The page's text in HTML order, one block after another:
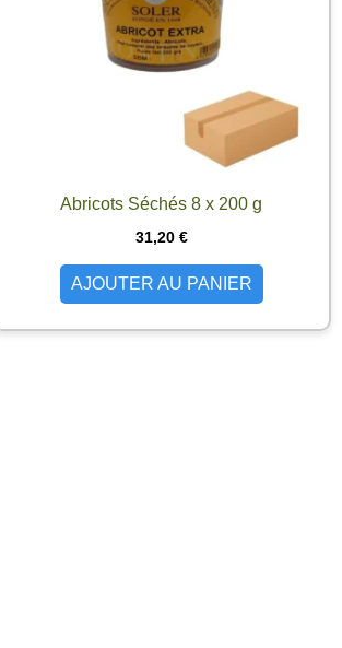
Abricots Séchés 8 x 200 g
31,20 €
AJOUTER AU PANIER